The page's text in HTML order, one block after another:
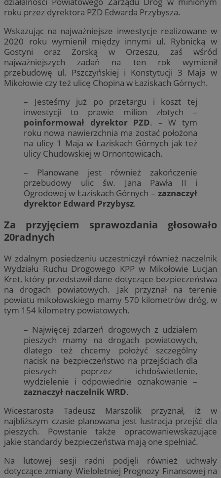
roku przez dyrektora PZD Edwarda Przybysza.
Wskazując na najważniejsze inwestycje realizowane w
2020 roku wymienił między innymi ul. Rybnicką w
Gostyni oraz Żorską w Orzeszu, zaś wśród
najważniejszych zadań na ten rok wymienił
przebudowę ul. Pszczyńskiej i Konstytucji 3 Maja w
Mikołowie czy też ulicę Chopina w Łaziskach Górnych.
– Jesteśmy już po przetargu i koszt tej
inwestycji to prawie milion złotych –
poinformował dyrektor PZD. – W tym
roku nowa nawierzchnia ma zostać położona
na ulicy 1 Maja w Łaziskach Górnych jak też
ulicy Chudowskiej w Ornontowicach.
– Planowane jest również zakończenie
przebudowy ulic św. Jana Pawła II i
Ogrodowej w Łaziskach Górnych – zaznaczył
dyrektor Edward Przybysz.
Za przyjęciem sprawozdania głosowało
20radnych
W zdalnym posiedzeniu uczestniczył również naczelnik
Wydziału Ruchu Drogowego KPP w Mikołowie Lucjan
Kret, który przedstawił dane dotyczące bezpieczeństwa
na drogach powiatowych. Jak przyznał na terenie
powiatu mikołowskiego mamy 570 kilometrów dróg, w
tym 154 kilometry powiatowych.
– Najwięcej zdarzeń drogowych z udziałem
pieszych mamy na drogach powiatowych,
dlatego też chcemy położyć szczególny
nacisk na bezpieczeństwo na przejściach dla
pieszych poprzez ichdoświetlenie,
wydzielenie i odpowiednie oznakowanie –
zaznaczył naczelnik WRD.
Wicestarosta Tadeusz Marszolik przyznał, iż w
najbliższym czasie planowana jest lustracja przejść dla
pieszych. Powstanie także opracowaniewskazujące
jakie standardy bezpieczeństwa mają one spełniać.
Na lutowej sesji radni podjęli również uchwały
dotyczące zmiany Wieloletniej Prognozy Finansowej na